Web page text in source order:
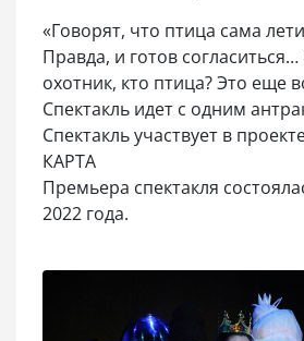
«Говорят, что птица сама
Правда, и готов
охотник, кто птица? Это еще
Спектакль идет с одним
Спектакль участвует в
КАРТА
Премьера спектакля
2022 года.